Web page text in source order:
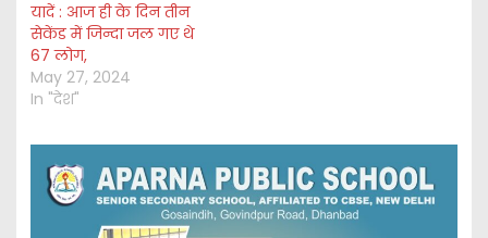
यादें : आज ही के दिन तीन
सेकेंड में जिन्दा जल गए थे
67 लोग,
May 27, 2024
In "देश"